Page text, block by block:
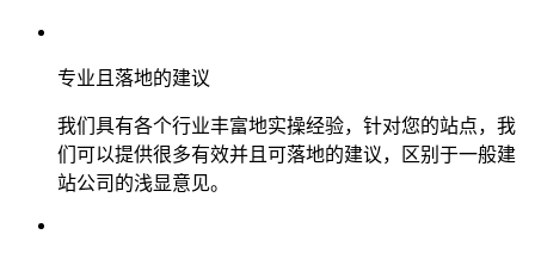
专业且落地的建议
我们具有各个行业丰富地实操经验，针对您的站点，我
们可以提供很多有效并且可落地的建议，区别于一般建
站公司的浅显意见。